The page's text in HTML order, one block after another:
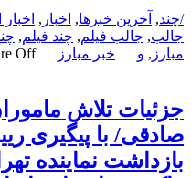
/چند, آخرین خبرها, اخبار ,
جالب, جالب فیلم, چند فیلم,
مبارز , و خبر مبارز Off
جزئیات تلاش
صادقی/ با پیگیری
بازداشت نماینده